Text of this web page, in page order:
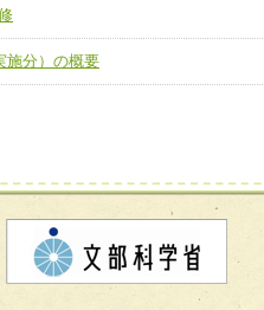
構成力
療チームを組織し、強調できる
力
サポートチーム】
法チーム】
対する院内感染対策教育チーム】
関と連携した小児リハビリテーショ
施分）の概要